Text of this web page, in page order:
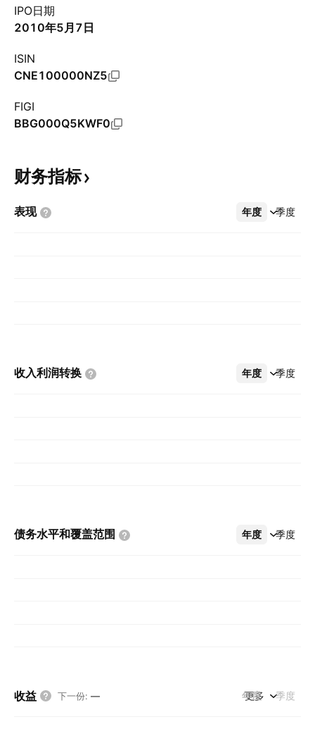
IPO日期
2010年5月7日
ISIN
CNE100000NZ5
FIGI
BBG000Q5KWF0
财务指标
表现 年度 季度
更多
收入利润转换 年度 季度
更多
债务水平和覆盖范围 年度 季度
更多
收益 下一份: — 年度 季度
更多